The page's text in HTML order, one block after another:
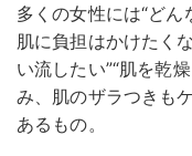
多くの女性には“どん
肌に負担はかけたく
い流したい”“肌を乾
み、肌のザラつきも
あるもの。